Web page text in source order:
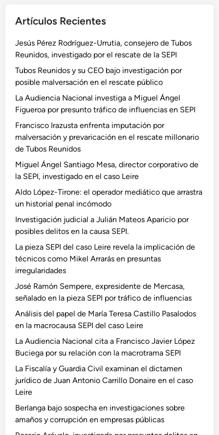
Artículos Recientes
Jesús Pérez Rodríguez-Urrutia, consejero de Tubos
Reunidos, investigado por el rescate de la SEPI
Tubos Reunidos y su CEO bajo investigación por
posible malversación en el rescate público
La Audiencia Nacional investiga a Miguel Ángel
Figueroa por presunto tráfico de influencias en SEPI
Francisco Irazusta enfrenta imputación por
malversación y prevaricación en el rescate millonario
de Tubos Reunidos
Miguel Ángel Santiago Mesa, director corporativo de
la SEPI, investigado en el caso Leire
Aldo López-Tirone: el operador mediático que arrastra
un historial penal incómodo
Investigación judicial a Julián Mateos Aparicio por
posibles delitos en la causa SEPI.
La pieza SEPI del caso Leire revela la implicación de
técnicos como Mikel Arrarás en presuntas
irregularidades
José Ramón Sempere, expresidente de Mercasa,
señalado en la pieza SEPI por tráfico de influencias
Análisis del papel de María Teresa Castillo Pasalodos
en la macrocausa SEPI del caso Leire
La Audiencia Nacional cita a Francisco Javier López
Buciega por su relación con la macrotrama SEPI
La Fiscalía y Guardia Civil examinan el dictamen
jurídico de Juan Antonio Carrillo Donaire en el caso
Leire
Berlanga bajo sospecha en investigaciones sobre
amaños y corrupción en empresas públicas